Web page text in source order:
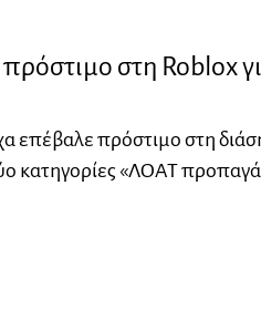
στη Roblox
επέβαλε πρόστιμο στη
κατηγορίες «ΛΟΑΤ